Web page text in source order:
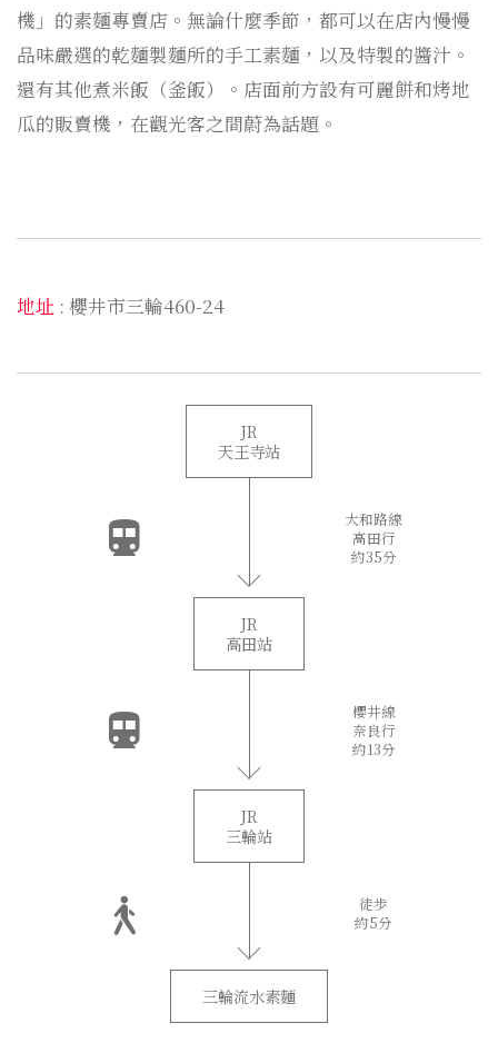
機」的素麵專賣店。無論什麼季節，都可以在店內慢慢
品味嚴選的乾麵製麵所的手工素麵，以及特製的醬汁。
還有其他煮米飯（釜飯）。店面前方設有可麗餅和烤地
瓜的販賣機，在觀光客之間蔚為話題。
地址 : 櫻井市三輪460-24
JR
天王寺站
大和路線
高田行
約35分
JR
高田站
櫻井線
奈良行
約13分
JR
三輪站
徒歩
約5分
三輪流水素麵